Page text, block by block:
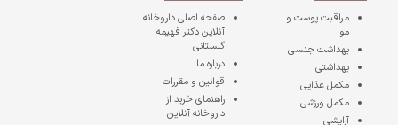
مراقبت پوست و
مو
بهداشت جنسی
بهداشتی
مکمل غذایی
مکمل ورزشی
آرایشی
صفحه اصلیداروخانه
آنلاین دکتر فهیمه
گلستانی
درباره ما
قوانین و مقررات
راهنمای خرید از
داروخانه آنلاین